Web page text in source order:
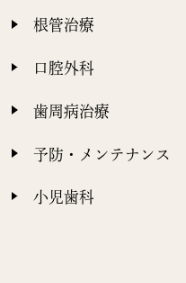
根管治療
口腔外科
歯周病治療
予防・メンテナンス
小児歯科